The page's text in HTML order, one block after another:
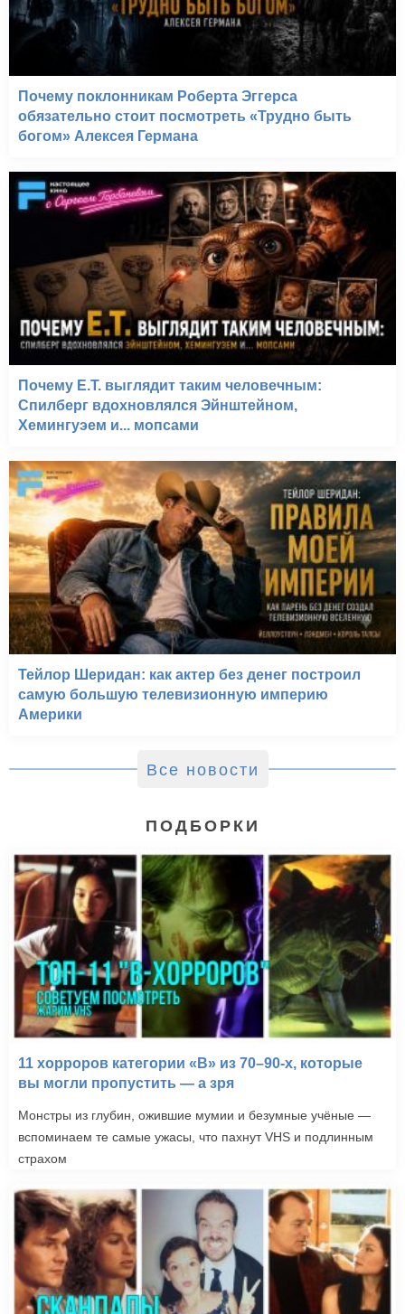
Почему поклонникам Роберта Эггерса
обязательно стоит посмотреть «Трудно быть
богом» Алексея Германа
Почему E.T. выглядит таким человечным:
Спилберг вдохновлялся Эйнштейном,
Хемингуэем и... мопсами
Тейлор Шеридан: как актер без денег построил
самую большую телевизионную империю
Америки
Все новости
ПОДБОРКИ
11 хорроров категории «B» из 70–90-х, которые
вы могли пропустить — а зря
Монстры из глубин, ожившие мумии и безумные учёные —
вспоминаем те самые ужасы, что пахнут VHS и подлинным
страхом